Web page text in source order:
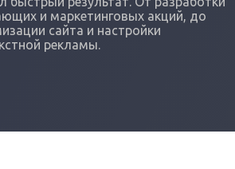
и маркетинговых акций, до
сайта и настройки
рекламы.